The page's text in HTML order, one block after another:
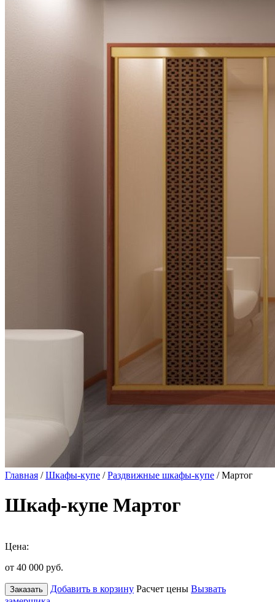
Главная /Шкафы-купе /Раздвижные шкафы-купе / Мартог
Шкаф-купе Мартог
Цена:
от 40 000 руб.
Заказать Добавить в корзину Расчет цены Вызвать